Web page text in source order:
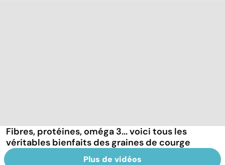
Fibres, protéines, oméga 3... voici tous les
véritables bienfaits des graines de courge
Plus de vidéos